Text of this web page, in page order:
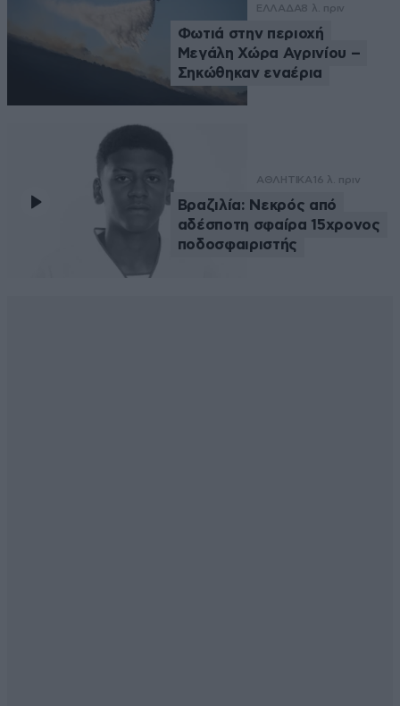
ΕΛΛΑΔΑ8 λ. πριν
Φωτιά στην περιοχή
Μεγάλη Χώρα Αγρινίου –
Σηκώθηκαν εναέρια
ΑΘΛΗΤΙΚΑ 16 λ. πριν
Βραζιλία: Νεκρός από
αδέσποτη σφαίρα 15χρονος
ποδοσφαιριστής